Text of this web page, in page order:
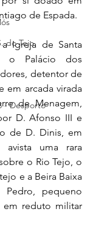
do Tejo
- Desporto
de Espada.
Igreja de Santa
o Palácio dos
detentor de
em arcada virada
de Menagem,
D. Afonso III e
de D. Dinis, em
uma rara
o Rio Tejo, o
e a Beira Baixa
pequeno
em reduto militar